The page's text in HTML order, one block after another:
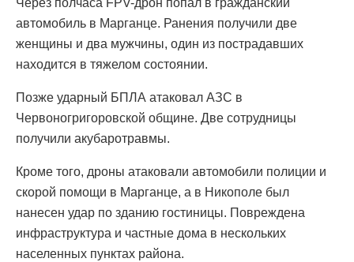
Через полчаса FPV-дрон попал в гражданский
автомобиль в Марганце. Ранения получили две
женщины и два мужчины, один из пострадавших
находится в тяжелом состоянии.
Позже ударный БПЛА атаковал АЗС в
Червоногригоровской общине. Две сотрудницы
получили акубаротравмы.
Кроме того, дроны атаковали автомобили полиции и
скорой помощи в Марганце, а в Никополе был
нанесен удар по зданию гостиницы. Повреждена
инфраструктура и частные дома в нескольких
населенных пунктах района.